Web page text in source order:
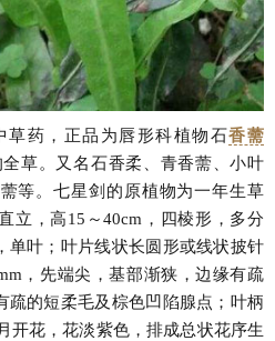
草药，正品为唇形科植物石香薷
全草。又名石香柔、青香薷、小叶
等。七星剑的原植物为一年生草
立，高15～40cm，四棱形，多分
单叶；叶片线状长圆形或线状披针
，先端尖，基部渐狭，边缘有疏
疏的短柔毛及棕色凹陷腺点；叶柄
开花，花淡紫色，排成总状花序生